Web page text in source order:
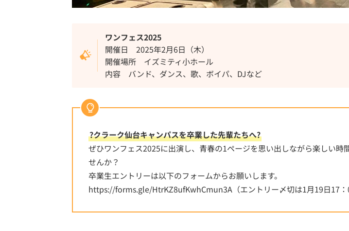
ワンフェス2025
開催日 2025年2月6日（木）
開催場所 イズミティ小ホール
内容 バンド、ダンス、歌、ボイパ、DJなど
?クラーク仙台キャンパスを卒業した先輩たちへ?
ぜひワンフェス2025に出演し、青春の1ページを思い出しながら楽しい時
せんか？
卒業生エントリーは以下のフォームからお願いします。
https://forms.gle/HtrKZ8ufKwhCmun3A（エントリー〆切は1月19日17：